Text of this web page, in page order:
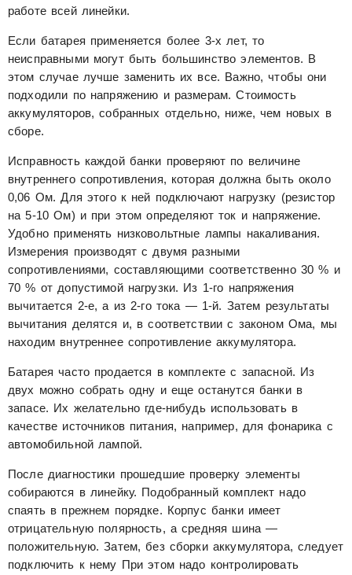
работе всей линейки.
Если батарея применяется более 3-х лет, то
неисправными могут быть большинство элементов. В
этом случае лучше заменить их все. Важно, чтобы они
подходили по напряжению и размерам. Стоимость
аккумуляторов, собранных отдельно, ниже, чем новых в
сборе.
Исправность каждой банки проверяют по величине
внутреннего сопротивления, которая должна быть около
0,06 Ом. Для этого к ней подключают нагрузку (резистор
на 5-10 Ом) и при этом определяют ток и напряжение.
Удобно применять низковольтные лампы накаливания.
Измерения производят с двумя разными
сопротивлениями, составляющими соответственно 30 % и
70 % от допустимой нагрузки. Из 1-го напряжения
вычитается 2-е, а из 2-го тока — 1-й. Затем результаты
вычитания делятся и, в соответствии с законом Ома, мы
находим внутреннее сопротивление аккумулятора.
Батарея часто продается в комплекте с запасной. Из
двух можно собрать одну и еще останутся банки в
запасе. Их желательно где-нибудь использовать в
качестве источников питания, например, для фонарика с
автомобильной лампой.
После диагностики прошедшие проверку элементы
собираются в линейку. Подобранный комплект надо
спаять в прежнем порядке. Корпус банки имеет
отрицательную полярность, а средняя шина —
положительную. Затем, без сборки аккумулятора, следует
подключить к нему При этом надо контролировать